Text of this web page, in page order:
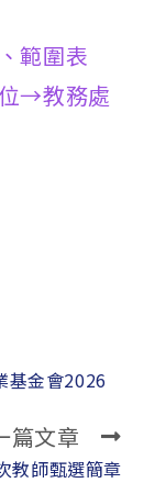
範圍表
→教務處
基金會2026
篇文章
教師甄選簡章